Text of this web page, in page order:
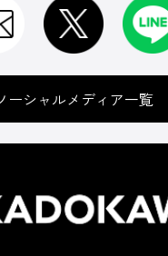
ーシャルメディア一覧